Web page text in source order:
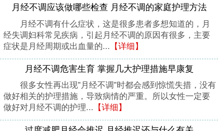
月经不调应该做哪些检查 月经不调的家庭护理方法
月经不调有什么症状，这是很多患者多想知道的，月
经失调妇科常见疾病，引起月经不调的原因有很多，主要
症状是月经周期或出血量的... 【详细】
月经不调危害生育 掌握几大护理措施早康复
很多女性再出现”月经不调”时都会感到惊慌失措，没有
做好相关的护理措施，导致病情的严重。所以女性一定要
做好对月经不调的护理... 【详细】